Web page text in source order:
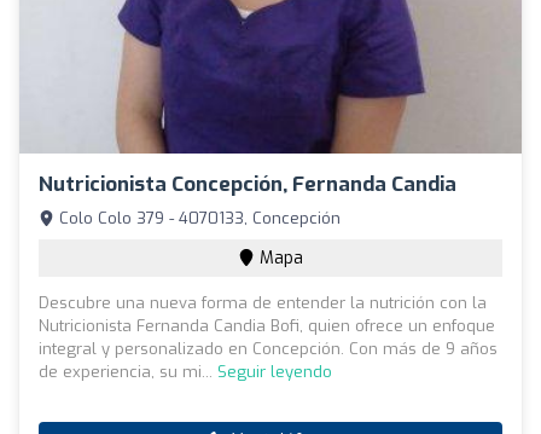
Nutricionista Concepción, Fernanda Candia
Colo Colo 379 - 4070133, Concepción
Mapa
Descubre una nueva forma de entender la nutrición con la
Nutricionista Fernanda Candia Bofi, quien ofrece un enfoque
integral y personalizado en Concepción. Con más de 9 años
de experiencia, su mi... Seguir leyendo